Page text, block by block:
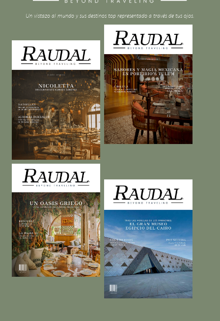
Un vistazo al mundo y sus destinos top representado a través de tus ojos.